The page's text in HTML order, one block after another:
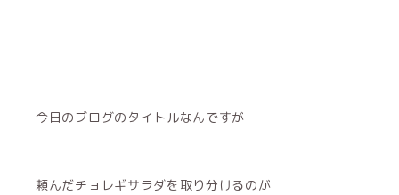
今日のブログのタイトルなんですが
頼んだチョレギサラダを取り分けるのが